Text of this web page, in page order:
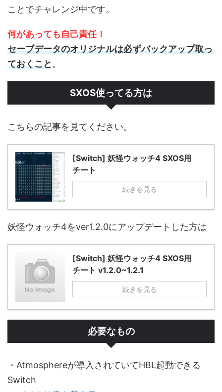
ことでチャレンジ中です。
何があっても自己責任！
セーブデータのオリジナルは必ずバックアップ取っ
ておくこと。
SXOS使ってる方は
こちらの記事を見てください。
[Switch] 妖怪ウォッチ4 SXOS用
チート
続きを見る
妖怪ウォッチ4をver1.2.0にアップデートした方は
[Switch] 妖怪ウォッチ4 SXOS用
チート v1.2.0~1.2.1
続きを見る
必要なもの
・Atmosphereが導入されていてHBL起動できる
Switch